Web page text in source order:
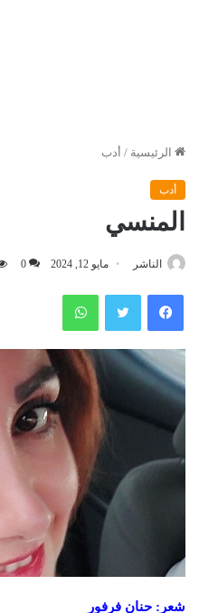
الرئيسية / أدب
أدب
المنسي
الناشر مايو 12, 2024 0
فيسبوك تويتر واتساب
شعر: حنان فرفور